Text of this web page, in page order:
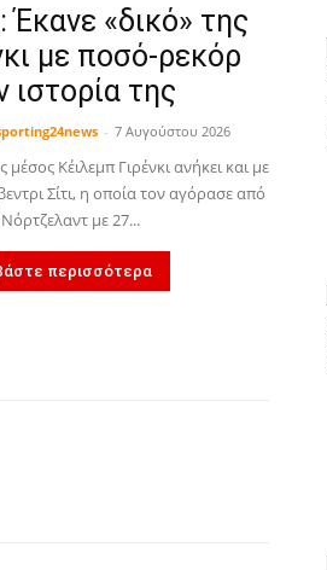
Έκανε «δικό» της
με ποσό-ρεκόρ
ιστορία της
- 7 Αυγούστου 2026
Κέιλεμπ Γιρένκι ανήκει και με
Σίτι, η οποία τον αγόρασε από
με 27...
περισσότερα